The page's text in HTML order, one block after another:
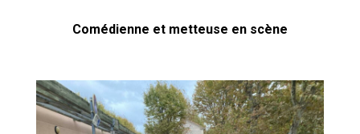
Comédienne et metteuse en scène